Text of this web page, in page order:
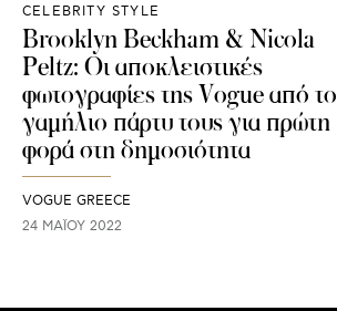
CELEBRITY STYLE
Brooklyn Beckham & Nicola
Peltz: Οι αποκλειστικές
φωτογραφίες της Vogue από το
γαμήλιο πάρτυ τους για πρώτη
φορά στη δημοσιότητα
VOGUE GREECE
24 ΜΑΪ́ΟΥ 2022